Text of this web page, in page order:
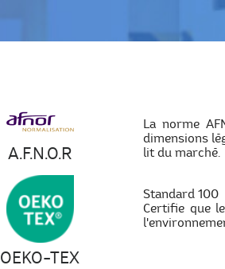
A.F.N.O.R
La norme
dimensions
lit du marché.
OEKO-TEX
Standard 100
Certifie que